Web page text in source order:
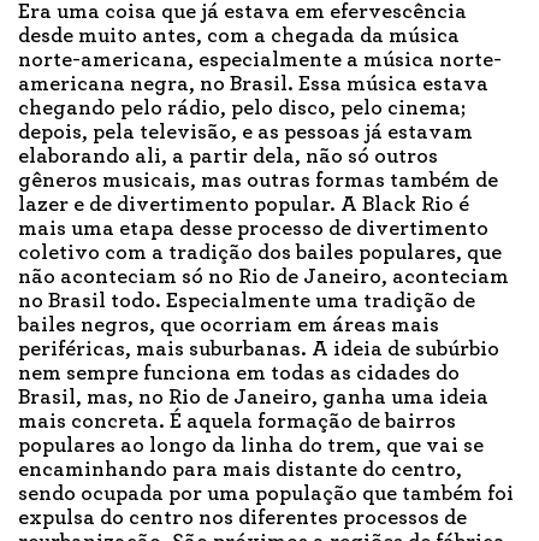
Era uma coisa que já estava em efervescência
desde muito antes, com a chegada da música
norte-americana, especialmente a música norte-
americana negra, no Brasil. Essa música estava
chegando pelo rádio, pelo disco, pelo cinema;
depois, pela televisão, e as pessoas já estavam
elaborando ali, a partir dela, não só outros
gêneros musicais, mas outras formas também de
lazer e de divertimento popular. A Black Rio é
mais uma etapa desse processo de divertimento
coletivo com a tradição dos bailes populares, que
não aconteciam só no Rio de Janeiro, aconteciam
no Brasil todo. Especialmente uma tradição de
bailes negros, que ocorriam em áreas mais
periféricas, mais suburbanas. A ideia de subúrbio
nem sempre funciona em todas as cidades do
Brasil, mas, no Rio de Janeiro, ganha uma ideia
mais concreta. É aquela formação de bairros
populares ao longo da linha do trem, que vai se
encaminhando para mais distante do centro,
sendo ocupada por uma população que também foi
expulsa do centro nos diferentes processos de